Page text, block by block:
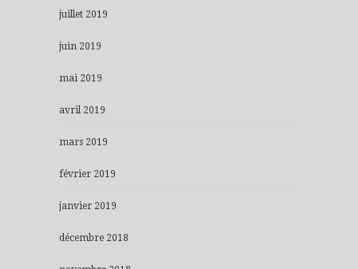
juillet 2019
juin 2019
mai 2019
avril 2019
mars 2019
février 2019
janvier 2019
décembre 2018